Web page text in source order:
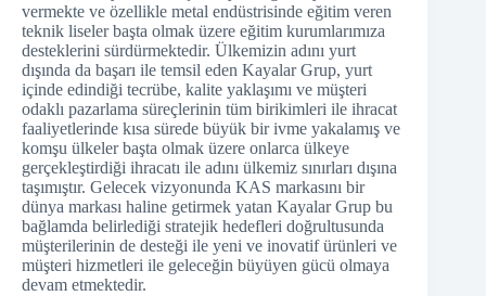
vermekte ve özellikle metal endüstrisinde eğitim veren
teknik liseler başta olmak üzere eğitim kurumlarımıza
desteklerini sürdürmektedir. Ülkemizin adını yurt
dışında da başarı ile temsil eden Kayalar Grup, yurt
içinde edindiği tecrübe, kalite yaklaşımı ve müşteri
odaklı pazarlama süreçlerinin tüm birikimleri ile ihracat
faaliyetlerinde kısa sürede büyük bir ivme yakalamış ve
komşu ülkeler başta olmak üzere onlarca ülkeye
gerçekleştirdiği ihracatı ile adını ülkemiz sınırları dışına
taşımıştır. Gelecek vizyonunda KAS markasını bir
dünya markası haline getirmek yatan Kayalar Grup bu
bağlamda belirlediği stratejik hedefleri doğrultusunda
müşterilerinin de desteği ile yeni ve inovatif ürünleri ve
müşteri hizmetleri ile geleceğin büyüyen gücü olmaya
devam etmektedir.